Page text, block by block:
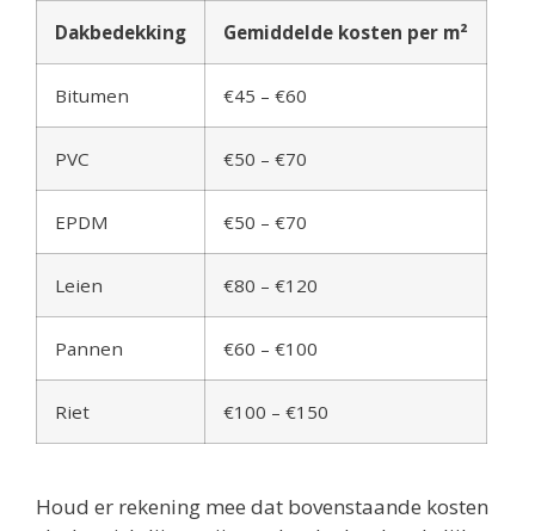
Dakbedekking Gemiddelde kosten per m²
Bitumen €45 – €60
PVC €50 – €70
EPDM €50 – €70
Leien €80 – €120
Pannen €60 – €100
Riet €100 – €150
Houd er rekening mee dat bovenstaande kosten